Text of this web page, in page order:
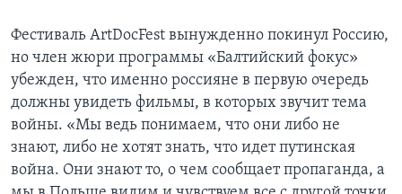
Фестиваль ArtDocFest вынужденно покинул Россию,
но член жюри программы «Балтийский фокус»
убежден, что именно россияне в первую очередь
должны увидеть фильмы, в которых звучит тема
войны. «Мы ведь понимаем, что они либо не
знают, либо не хотят знать, что идет путинская
война. Они знают то, о чем сообщает пропаганда, а